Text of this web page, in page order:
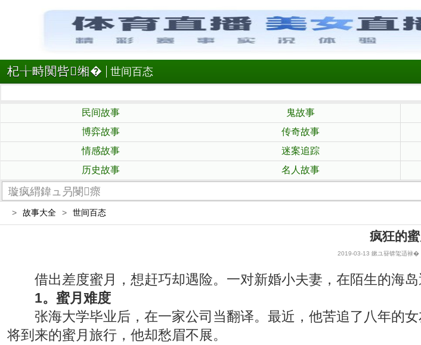
杞╁畤闃呰缃� 世间百态
民间故事 鬼故事
博弈故事
传奇故事
情感故事
迷案追踪
历史故事
名人故事
> 故事大全 > 世间百态
疯狂的蜜
2019-03-13 鏉ユ簮锛毠适禄
借出差度蜜月，想赶巧却遇险。一对新婚小夫妻，在陌生的海
1。蜜月难度
张海大学毕业后，在一家公司当翻译。最近，他苦追了八年的女
将到来的蜜月旅行，他却愁眉不展。